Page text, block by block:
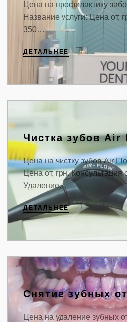
Цена на профилактику
Название услуги: Цена от,
350…
ДЕТАЛЬНЕЕ
Чистка зубов Air
Цена на чистку зубов Air
Цена от, грн. Консультация
Удаление…
ДЕТАЛЬНЕЕ
Снятие зубных
Цена на удаление зубных